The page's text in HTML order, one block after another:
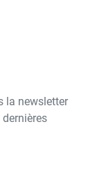
la newsletter